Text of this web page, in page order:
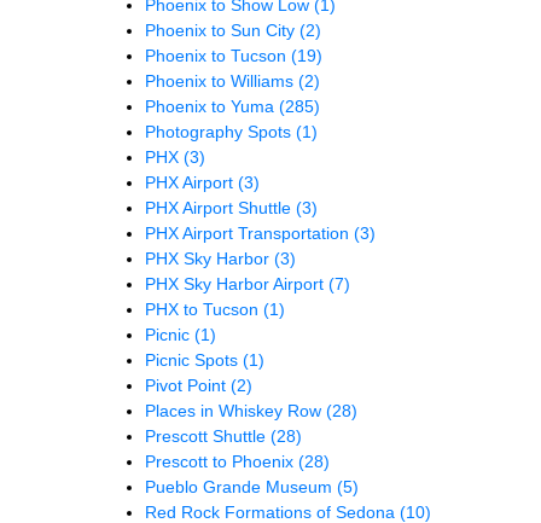
Phoenix to Show Low (1)
Phoenix to Sun City (2)
Phoenix to Tucson (19)
Phoenix to Williams (2)
Phoenix to Yuma (285)
Photography Spots (1)
PHX (3)
PHX Airport (3)
PHX Airport Shuttle (3)
PHX Airport Transportation (3)
PHX Sky Harbor (3)
PHX Sky Harbor Airport (7)
PHX to Tucson (1)
Picnic (1)
Picnic Spots (1)
Pivot Point (2)
Places in Whiskey Row (28)
Prescott Shuttle (28)
Prescott to Phoenix (28)
Pueblo Grande Museum (5)
Red Rock Formations of Sedona (10)